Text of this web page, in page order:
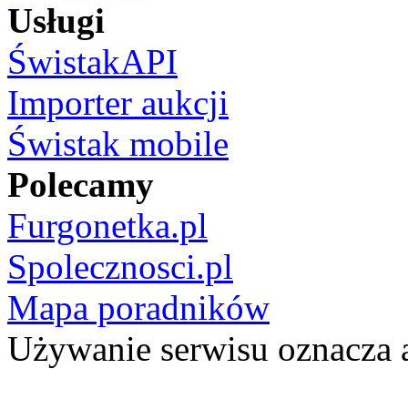
Usługi
ŚwistakAPI
Importer aukcji
Świstak mobile
Polecamy
Furgonetka.pl
Spolecznosci.pl
Mapa poradników
Używanie serwisu oznacza